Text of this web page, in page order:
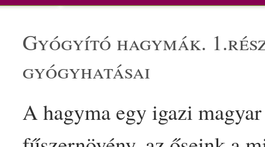
gyógyító hagymák.
gyógyhatásai
Ahagyma egy igazimagyar